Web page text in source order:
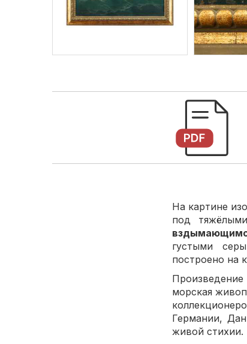
На картине
под
густыми
построено на
морская
Германии,
живой стихии.